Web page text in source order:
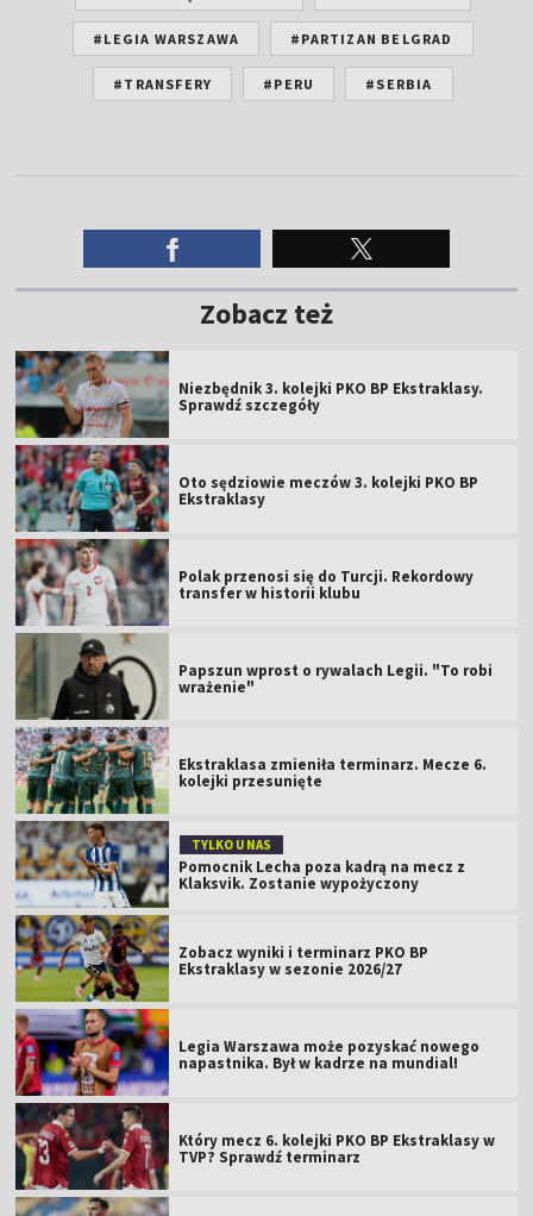
#LEGIA WARSZAWA #PARTIZAN BELGRAD
#TRANSFERY #PERU #SERBIA
Zobacz też
Niezbędnik 3. kolejki PKO BP Ekstraklasy.
Sprawdź szczegóły
Oto sędziowie meczów 3. kolejki PKO BP
Ekstraklasy
Polak przenosi się do Turcji. Rekordowy
transfer w historii klubu
Papszun wprost o rywalach Legii. "To robi
wrażenie"
Ekstraklasa zmieniła terminarz. Mecze 6.
kolejki przesunięte
TYLKO U NAS
Pomocnik Lecha poza kadrą na mecz z
Klaksvik. Zostanie wypożyczony
Zobacz wyniki i terminarz PKO BP
Ekstraklasy w sezonie 2026/27
Legia Warszawa może pozyskać nowego
napastnika. Był w kadrze na mundial!
Który mecz 6. kolejki PKO BP Ekstraklasy w
TVP? Sprawdź terminarz